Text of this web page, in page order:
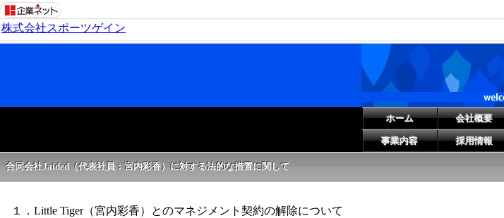
株式会社スポーツゲイン
ホーム 会社概要
事業内容 採用情報
合同会社Jaided（代表社員：宮内彩香）に対する法的な措置に関して
１．Little Tiger（宮内彩香）とのマネジメント契約の解除について